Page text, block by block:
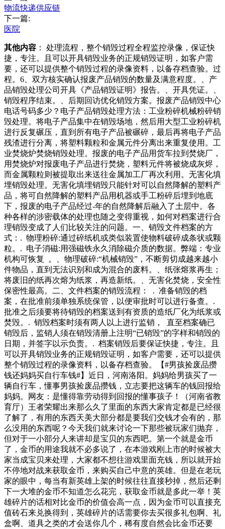
物流快递供应链
下一篇:
医院
其他内容 ： 处理流程，整个销毁过程全程监控录像，保证快
捷，专注。且可以开具销毁业务的正规销毁证明，如客户需
要，还可以提供整个销毁过程的录像资料，以备存档查验。过
程。6、双方核实确认报废产品销毁的数量及满意程度。、产
品销毁处理公司开具《产品销毁证明》报告。、开具凭证。、
销毁程序结束。、后期回访优化销毁方案。报废产品销毁中心
电话号码多少？电子产品销毁处理方法：工业粉碎机械粉碎销
毁处理。将电子产品集中在销毁场地，然后用大型工业粉碎机
进行反复碾压，直到所有电子产品被碾碎，最后再将电子产品
残渣进行分离，将塑料颗粒和金属元件分离出来重复使用。工
业焚烧炉焚烧销毁处理。报废的电子产品用货车拉到焚烧厂，
用焚烧炉对报废电子产品进行焚烧，塑料元件将被烧成灰烬，
而金属颗粒则被提取出来送往金属加工厂再次利用。无害化填
埋销毁处理。无害化填埋销毁只能针对可以自然降解的塑料产
品，将可自然降解的塑料产品用机器或手工粉碎后埋到地底
下，报废的电子产品经过-年的自然降解后融入了土层中。各
种各样的涉密载体的处理也随之变得重视，如何对档案进行合
理销毁变成了人们比较关注的问题。一、销毁文件档案的方
式：. 物理粉碎:通过碎纸机或类似装置使物料破碎成条状或颗
粒。. 电子消磁:用强磁铁永久消除磁介质的数据。弊端：专业
机构可恢复 。、物理破碎:“机械销毁”，不断剪切成越来越小
件物品，直到无法识别和成为混合的废料。、纸张熔浆再生；
将废旧的纸再次熔为纸浆，再造新纸。、无害化焚烧，安全性
保密性最高。二、文件档案的销毁流程： . 准备销毁的档
案，在批准前须单独系统保管，以便审批时可以进行备查。.
批准之后须要将待销毁的档案送到有资质的造纸厂化为纸浆或
焚毁。. 销毁档案时须有两人以上进行监销， 直至档案确已
销毁后，监销人须在销毁清册上注明“已销毁”的字样和销毁的
日期，并签字以示负责。. 档案销毁后要保证快捷，专注。且
可以开具销毁业务的正规销毁证明，如客户需要，还可以提供
整个销毁过程的录像资料，以备存档查验。【#男孩捡废品攒
钱还妈妈买自行车钱#】近日，河南洛阳。妈妈给男孩买了一
辆自行车，懂事男孩捡废品攒钱，立志要把这辆车的钱回报给
妈妈。网友：是懂得靠劳动得到回报的懂事孩子！（河南省教
育厅）王者荣耀出来那么久了里面的东西大家肯定都是已经很
了解了，有用的东西天美大部分都是要我们交钱才会有的，那
么没用的东西呢？今天我们就来讨论一下那些被玩家们抛弃，
但对于一小部分人来讲却是宝贝的东西吧。第一个就是金币
了，金币的用途我就不必多说了，在本游戏刚上市的时候被大
家当成宝贝来处理，大家都不想往游戏里面充钱，所以就开始
不停地对战来获取金币，来购买自己中意的英雄。但是在老玩
家的眼中，每当有新英雄上架的时候往往直接秒掉，然后还剩
下一大堆的金币不知道怎么花完，获取金币就是多此一举！英
雄碎片的话相对比金币的价值会高一点，因为金币可以直接充
值砖石来兑换得到，英雄碎片的话需要你去买很多礼包啊、礼
盒啊、道具之类的才会送你几个，稀有度自然会比金币还要